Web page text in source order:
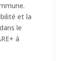
et la
le
à